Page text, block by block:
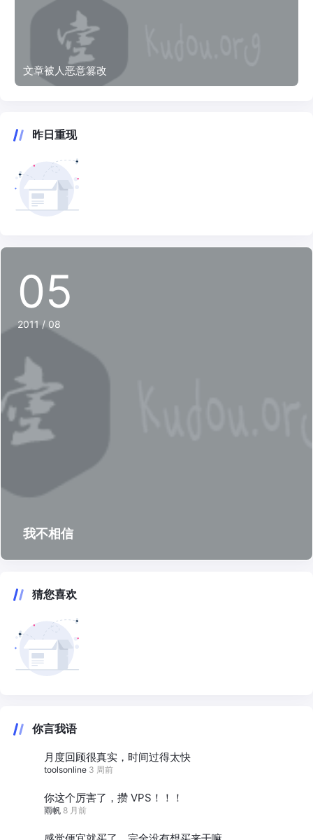
文章被人恶意篡改
昨日重现
我不相信
05
2011 / 08
猜您喜欢
你言我语
月度回顾很真实，时间过得太快
toolsonline 3 周前
你这个厉害了，攒 VPS！！！
雨帆 8 月前